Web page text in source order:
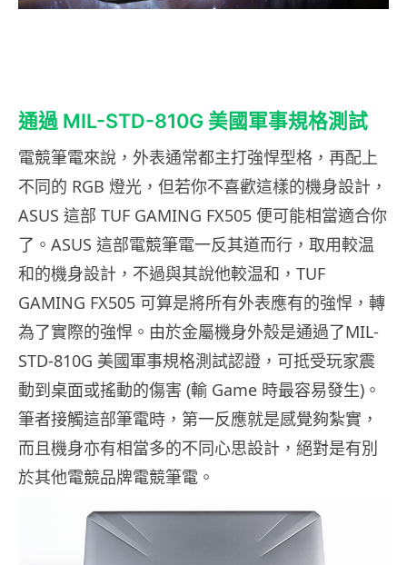
通過 MIL-STD-810G 美國軍事規格測試
電競筆電來說，外表通常都主打強悍型格，再配上
不同的 RGB 燈光，但若你不喜歡這樣的機身設計，
ASUS 這部 TUF GAMING FX505 便可能相當適合你
了。ASUS 這部電競筆電一反其道而行，取用較温
和的機身設計，不過與其說他較温和，TUF
GAMING FX505 可算是將所有外表應有的強悍，轉
為了實際的強悍。由於金屬機身外殼是通過了MIL-
STD-810G 美國軍事規格測試認證，可抵受玩家震
動到桌面或搖動的傷害 (輸 Game 時最容易發生)。
筆者接觸這部筆電時，第一反應就是感覺夠紮實，
而且機身亦有相當多的不同心思設計，絕對是有別
於其他電競品牌電競筆電。